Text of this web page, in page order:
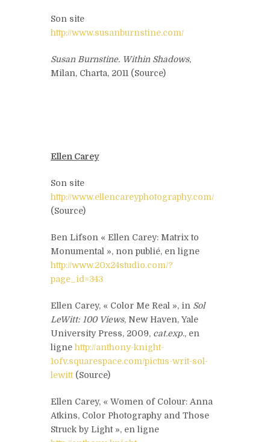
Son site
http://www.susanburnstine.com/
Susan Burnstine. Within Shadows,
Milan, Charta, 2011 (Source)
Ellen Carey
Son site
http://www.ellencareyphotography.com/
(Source)
Ben Lifson « Ellen Carey: Matrix to
Monumental », non publié, en ligne
http://www.20x24studio.com/?
page_id=343
Ellen Carey, « Color Me Real », in Sol
LeWitt: 100 Views, New Haven, Yale
University Press, 2009, cat.exp., en
ligne http://anthony-knight-
1ofv.squarespace.com/pictus-writ-sol-
lewitt(Source)
Ellen Carey, « Women of Colour: Anna
Atkins, Color Photography and Those
Struck by Light », en ligne